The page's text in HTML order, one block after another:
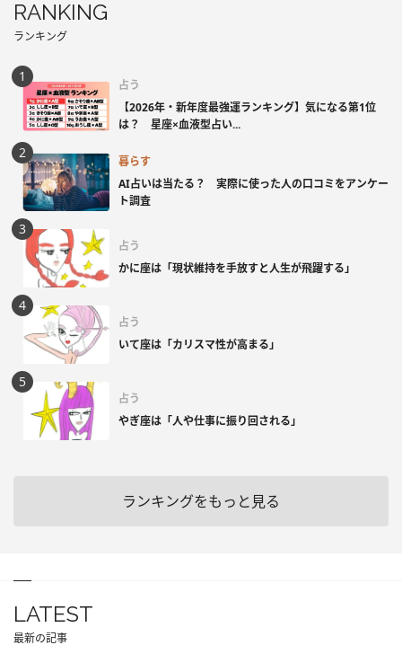
RANKING
ランキング
占う
【2026年・新年度最強運ランキング】気になる第1位
は？ 星座×血液型占い...
暮らす
AI占いは当たる？ 実際に使った人の口コミをアンケー
ト調査
占う
かに座は「現状維持を手放すと人生が飛躍する」
占う
いて座は「カリスマ性が高まる」
占う
やぎ座は「人や仕事に振り回される」
ランキングをもっと見る
LATEST
最新の記事